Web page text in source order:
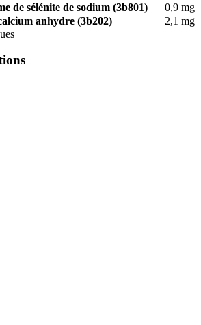
de sélénite de sodium (3b801)
0,9 mg
anhydre (3b202)
2,1 mg